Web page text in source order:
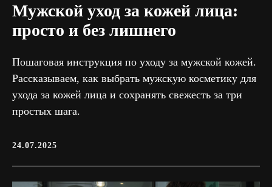
Мужской уход за кожей лица:
просто и без лишнего
Пошаговая инструкция по уходу за мужской кожей.
Рассказываем, как выбрать мужскую косметику для
ухода за кожей лица и сохранять свежесть за три
простых шага.
24.07.2025